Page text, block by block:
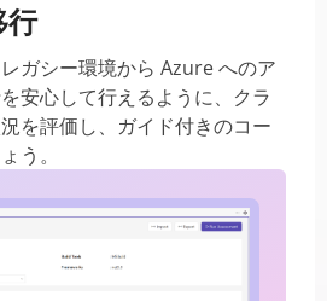
ガシー環境から Azure へのア
安心して行えるように、クラ
を評価し、ガイド付きのコー
う。